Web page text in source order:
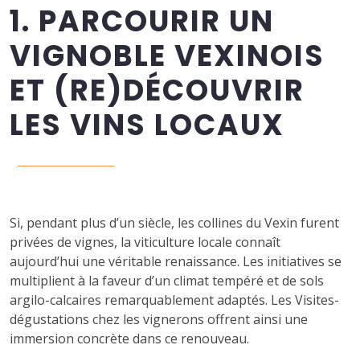
1. PARCOURIR UN
VIGNOBLE VEXINOIS
ET (RE)DÉCOUVRIR
LES VINS LOCAUX
Si, pendant plus d’un siècle, les collines du Vexin furent
privées de vignes, la viticulture locale connaît
aujourd’hui une véritable renaissance. Les initiatives se
multiplient à la faveur d’un climat tempéré et de sols
argilo-calcaires remarquablement adaptés. Les Visites-
dégustations chez les vignerons offrent ainsi une
immersion concrète dans ce renouveau.